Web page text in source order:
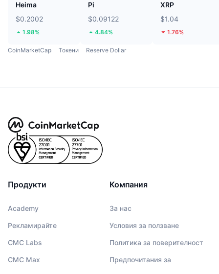
Heima
$0.2002
1.98%
Pi
$0.09122
4.84%
XRP
$1.04
1.76%
CoinMarketCap Токени Reserve Dollar
Продукти
Academy
Рекламирайте
CMC Labs
CMC Max
Компания
За нас
Условия за ползване
Политика за поверителност
Предпочитания за